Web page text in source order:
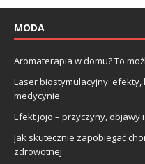
MODA
Aromaterapia w domu? To
Laser biostymulacyjny:
medycynie
Efekt jojo – przyczyny,
Jak skutecznie zapobiegać
zdrowotnej